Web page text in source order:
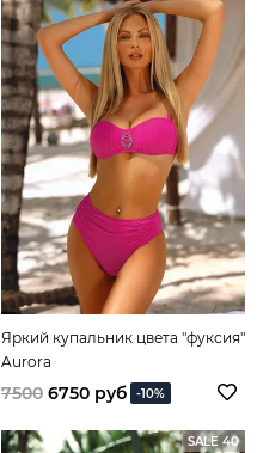
Яркий купальник цвета "фуксия"
Aurora
7500 6750 руб -10%
SALE 40